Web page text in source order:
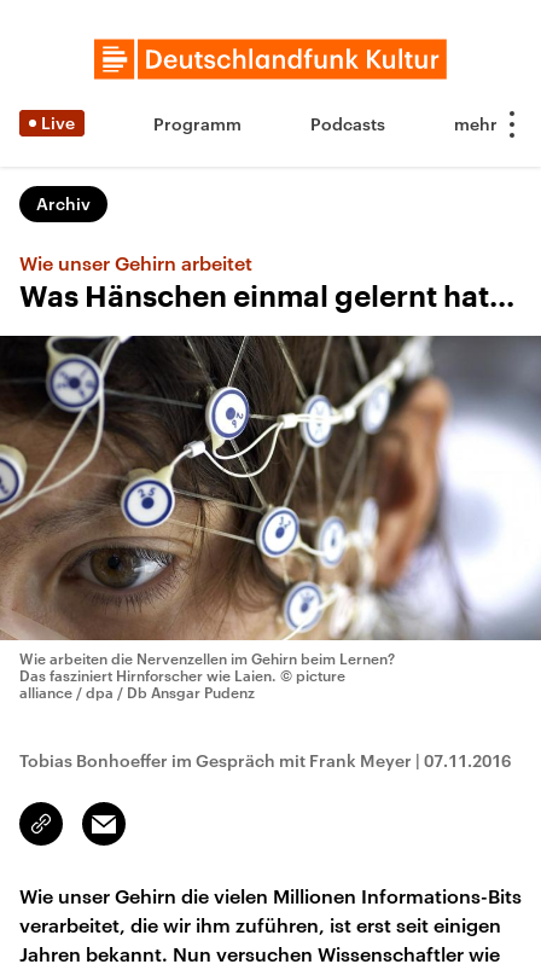
Live Programm Podcasts
Archiv
Wie unser Gehirn arbeitet
Was Hänschen einmal gelernt hat...
Wie arbeiten die Nervenzellen im Gehirn beim Lernen?
Das fasziniert Hirnforscher wie Laien. © picture
alliance / dpa / Db Ansgar Pudenz
Tobias Bonhoeffer im Gespräch mit Frank Meyer | 07.11.2016
Link
kopieren/teilen
Email
Wie unser Gehirn die vielen Millionen Informations-Bits
verarbeitet, die wir ihm zuführen, ist erst seit einigen
Jahren bekannt. Nun versuchen Wissenschaftler wie